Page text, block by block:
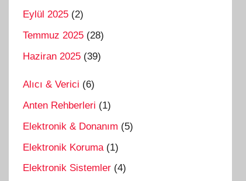
Eylül 2025 (2)
Temmuz 2025 (28)
Haziran 2025 (39)
Alıcı & Verici (6)
Anten Rehberleri (1)
Elektronik & Donanım (5)
Elektronik Koruma (1)
Elektronik Sistemler (4)